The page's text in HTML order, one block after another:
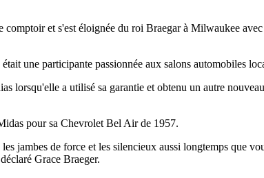
et s'est éloignée du roi Braegar à Milwaukee
une participante passionnée aux salons automobiles
lorsqu'elle a utilisé sa garantie et obtenu un autre
pour sa Chevrolet Bel Air de 1957.
jambes de force et les silencieux aussi longtemps que
Grace Braeger.